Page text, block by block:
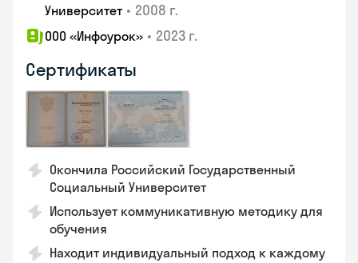
Университет • 2008 г.
ООО «Инфоурок» • 2023 г.
Сертификаты
Окончила Российский Государственный
Социальный Университет
Использует коммуникативную методику для
обучения
Находит индивидуальный подход к каждому